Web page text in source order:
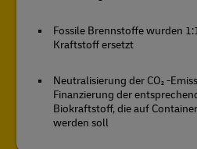
Fossile Brennstoffe wurden
Kraftstoff ersetzt
Neutralisierung der CO₂ -
Finanzierung der
Biokraftstoff, die auf
werden soll